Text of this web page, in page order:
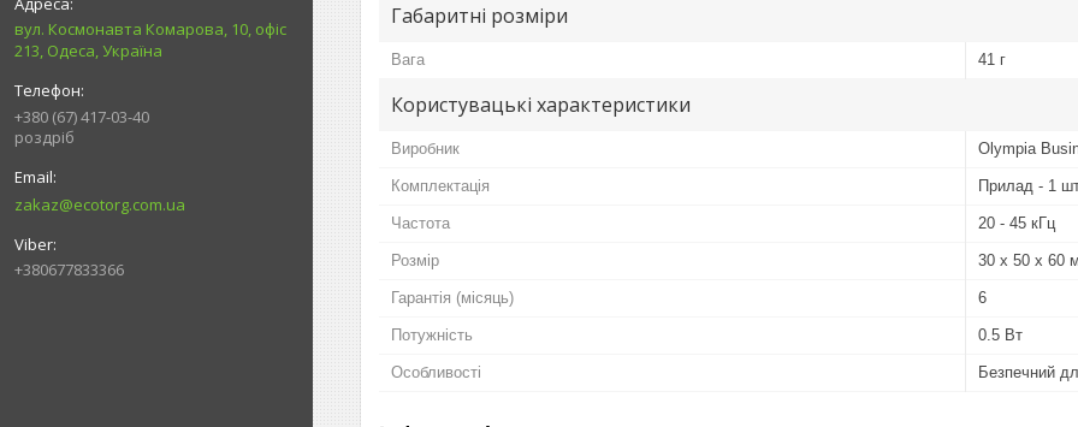
вул. Космонавта Комарова, 10, офіс
213, Одеса, Україна
+380 (67) 417-03-40
роздріб
zakaz@ecotorg.com.ua
+380677833366
Габаритні розміри
Вага 41 г
Користувацькі характеристики
Виробник Olympia
Комплектація Прилад - 1
Частота 20 - 45 кГц
Розмір 30 х 50 х 60
Гарантія (місяць) 6
Потужність 0.5 Вт
Особливості Безпечний